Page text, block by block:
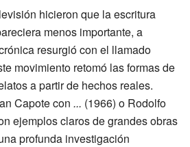
hicieron que la escritura
menos importante, a
resurgió con el llamado
movimiento retomó las formas de
a partir de hechos reales.
Capote con ... (1966) o Rodolfo
ejemplos claros de grandes obras
profunda investigación